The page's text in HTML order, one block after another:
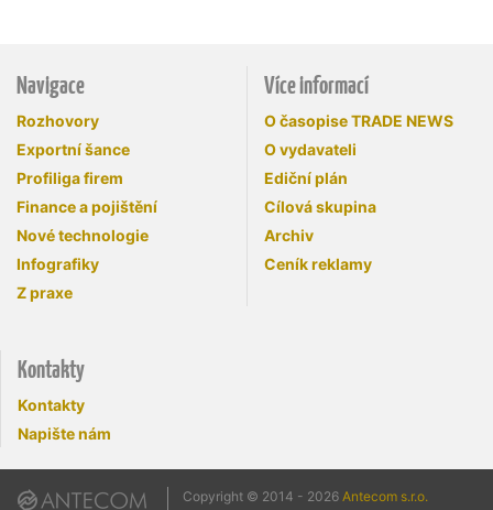
Navigace
Rozhovory
Exportní šance
Profiliga firem
Finance a pojištění
Nové technologie
Infografiky
Z praxe
Více informací
O časopise TRADE NEWS
O vydavateli
Ediční plán
Cílová skupina
Archiv
Ceník reklamy
Kontakty
Kontakty
Napište nám
Copyright © 2014 - 2026 Antecom s.r.o.